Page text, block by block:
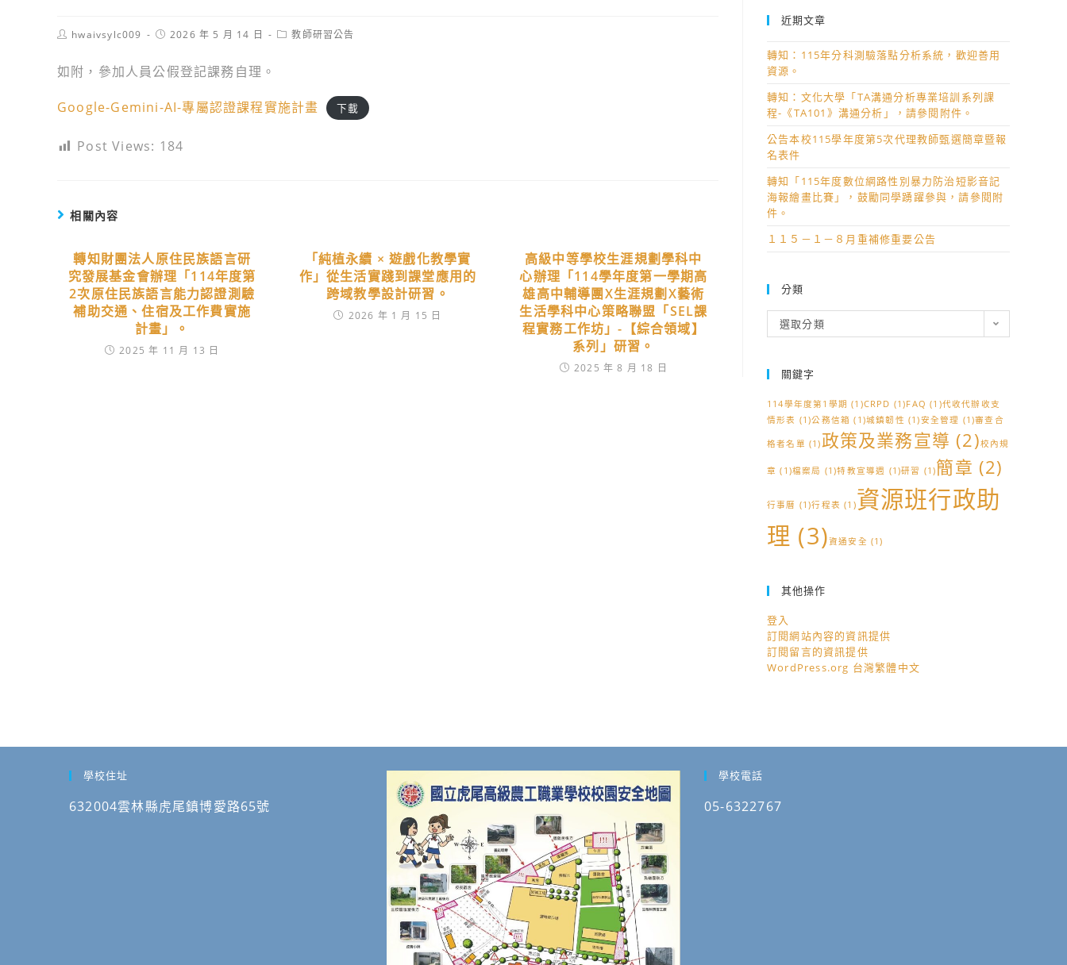
Posthwaivsylc009
Post2026 年 5 月 14 日
Post教師研習公告
如附，參加人員公假登記課務自理。
Google-Gemini-AI-專屬認證課程實施計畫 下載
Post Views: 184
相關內容
轉知財團法人原住民族語言研
究發展基金會辦理「114年度第
2次原住民族語言能力認證測驗
補助交通、住宿及工作費實施
計畫」。
2025 年 11 月 13 日
「純植永續 × 遊戲化教學實
作」從生活實踐到課堂應用的
跨域教學設計研習。
2026 年 1 月 15 日
高級中等學校生涯規劃學科中
心辦理「114學年度第一學期高
雄高中輔導團X生涯規劃X藝術
生活學科中心策略聯盟「SEL課
程實務工作坊」-【綜合領域】
系列」研習。
2025 年 8 月 18 日
近期文章
轉知：115年分科測驗落點分析系統，歡迎善用
資源。
轉知：文化大學「TA溝通分析專業培訓系列課
程-《TA101》溝通分析」，請參閱附件。
公告本校115學年度第5次代理教師甄選簡章暨報
名表件
轉知「115年度數位網路性別暴力防治短影音記
海報繪畫比賽」，鼓勵同學踴躍參與，請參閱附
件。
１１５－１－８月重補修重要公告
分類
類
選取分類
關鍵字
114學年度第1學期 (1)CRPD (1)FAQ (1)代收代辦收支
情形表 (1)公務信箱 (1)城鎮韌性 (1)安全管理 (1)審查合
格者名單 (1)政策及業務宣導 (2)校內規
章 (1)檔案局 (1)特教宣導週 (1)研習 (1)簡章 (2)
行事曆 (1)行程表 (1)資源班行政助
理 (3)資通安全 (1)
其他操作
登入
訂閱網站內容的資訊提供
訂閱留言的資訊提供
WordPress.org 台灣繁體中文
學校住址
632004雲林縣虎尾鎮博愛路65號
學校電話
05-6322767